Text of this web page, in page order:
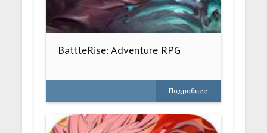
BattleRise: Adventure RPG
Подробнее